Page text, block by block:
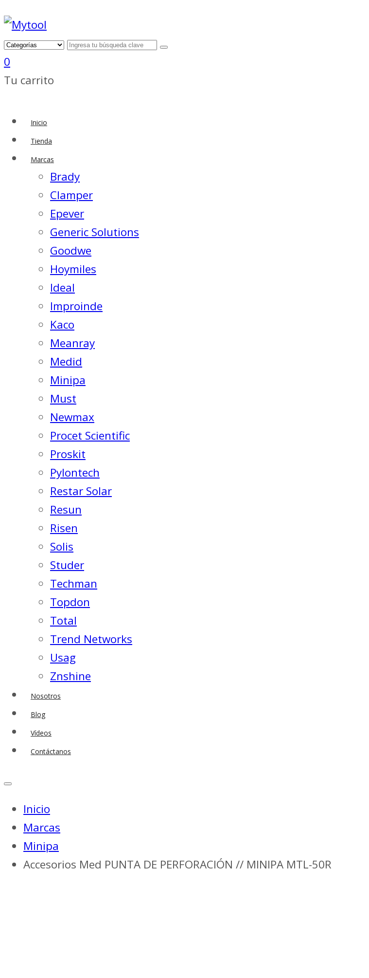
0
Tu carrito
Inicio
Tienda
Marcas
Brady
Clamper
Epever
Generic Solutions
Goodwe
Hoymiles
Ideal
Improinde
Kaco
Meanray
Medid
Minipa
Must
Newmax
Procet Scientific
Proskit
Pylontech
Restar Solar
Resun
Risen
Solis
Studer
Techman
Topdon
Total
Trend Networks
Usag
Znshine
Nosotros
Blog
Vídeos
Contáctanos
Inicio
Marcas
Minipa
Accesorios Med PUNTA DE PERFORACIÓN // MINIPA MTL-50R